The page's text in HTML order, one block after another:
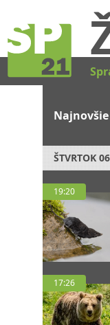
Najnovšie
ŠTVRTOK
19:20
17:26